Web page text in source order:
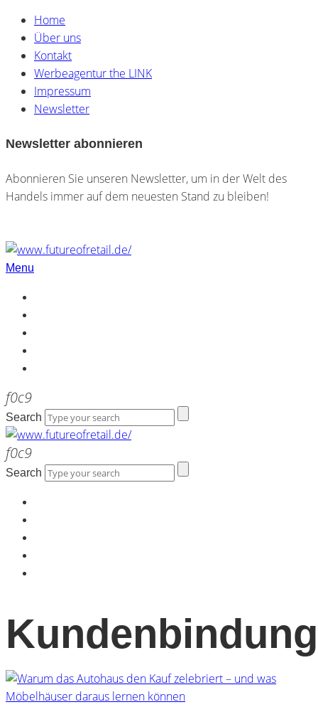
Home
Über uns
Kontakt
Werbeagentur the LINK
Impressum
Newsletter
Newsletter abonnieren
Abonnieren Sie unseren Newsletter, um in der Welt des
Handels immer auf dem neuesten Stand zu bleiben!
Menu
Search
Search
Kundenbindung